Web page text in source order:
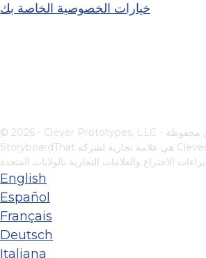
خيارات الخصوصية الخاصة بك
الاختراع والعلامات التجارية بالولايات المتحدة
English
Español
Français
Deutsch
Italiana